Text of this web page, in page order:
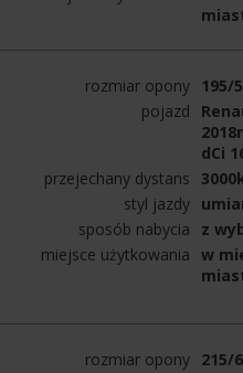
rozmiar opony 195/
pojazd
dCi
przejechany dystans
styl jazdy
sposób nabycia
z
miejsce użytkowania w
rozmiar opony 215/